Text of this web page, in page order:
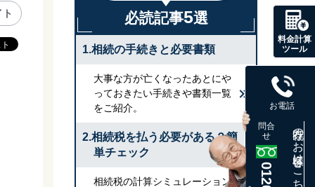
必読記事5選
1.相続の手続きと必要書類
大事な方が亡くなったあとにや
っておきたい手続きや書類一覧
をご紹介。
2.相続税を払う必要がある？簡
単チェック
相続税の計算シミュレーション
料金計算
ツール
お電話
問合
せ
既存のお客様はこちら